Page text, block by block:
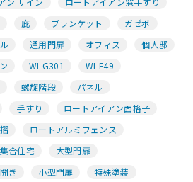
庇 ブランケット
ガゼボ
通用門扉 オフィス
個人邸
WI-G301
WI-F49
螺旋階段
パネル
手すり
ロートアイアン面格子
ロートアルミフェンス
集合住宅
大型門扉
き 小型門扉
特殊塗装